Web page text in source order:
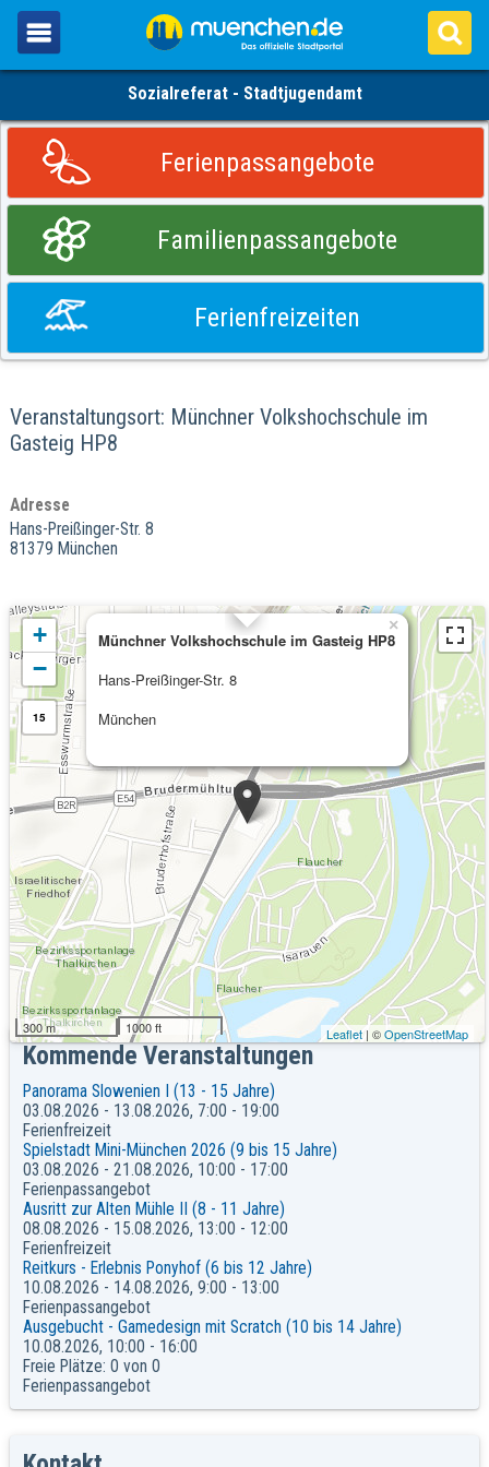
Sozialreferat - Stadtjugendamt
Ferienpassangebote
Familienpassangebote
Ferienfreizeiten
Veranstaltungsort: Münchner Volkshochschule im
Gasteig HP8
Adresse
Hans-Preißinger-Str. 8
81379 München
Münchner Volkshochschule im Gasteig HP8
Hans-Preißinger-Str. 8
München
×
+
−
15
300 m 1000 ft Leaflet| ©OpenStreetMap
Kommende Veranstaltungen
Keine Veranstaltungen an diesem Ort
Kommende Veranstaltungen
Panorama Slowenien I (13 - 15 Jahre)
03.08.2026 - 13.08.2026, 7:00 - 19:00
Ferienfreizeit
Spielstadt Mini-München 2026 (9 bis 15 Jahre)
03.08.2026 - 21.08.2026, 10:00 - 17:00
Ferienpassangebot
Ausritt zur Alten Mühle II (8 - 11 Jahre)
08.08.2026 - 15.08.2026, 13:00 - 12:00
Ferienfreizeit
Reitkurs - Erlebnis Ponyhof (6 bis 12 Jahre)
10.08.2026 - 14.08.2026, 9:00 - 13:00
Ferienpassangebot
Ausgebucht - Gamedesign mit Scratch (10 bis 14 Jahre)
10.08.2026, 10:00 - 16:00
Freie Plätze: 0 von 0
Ferienpassangebot